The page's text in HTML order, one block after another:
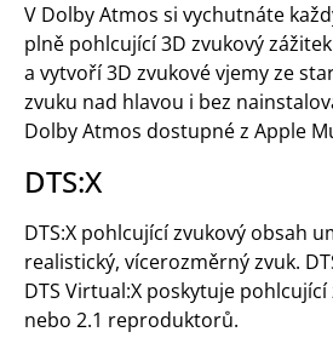
V Dolby Atmos si vychutnáte
plně pohlcující 3D zvukový
a vytvoří 3D zvukové vjemy ze
zvuku nad hlavou i bez
Dolby Atmos dostupné z Apple
DTS:X
DTS:X pohlcující zvukový obsah
realistický, vícerozměrný zvuk.
DTS Virtual:X poskytuje
nebo 2.1 reproduktorů.